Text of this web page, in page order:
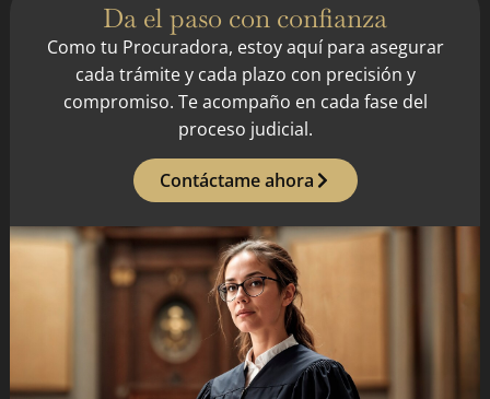
Da el paso con confianza
Como tu Procuradora, estoy aquí para asegurar
cada trámite y cada plazo con precisión y
compromiso. Te acompaño en cada fase del
proceso judicial.
Contáctame ahora